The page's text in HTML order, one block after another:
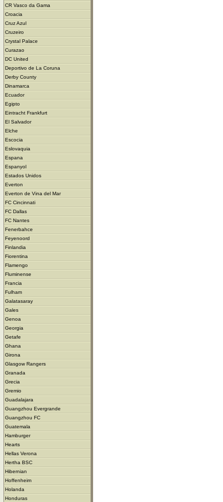
CR Vasco da Gama
Croacia
Cruz Azul
Cruzeiro
Crystal Palace
Curazao
DC United
Deportivo de La Coruna
Derby County
Dinamarca
Ecuador
Egipto
Eintracht Frankfurt
El Salvador
Elche
Escocia
Eslovaquia
Espana
Espanyol
Estados Unidos
Everton
Everton de Vina del Mar
FC Cincinnati
FC Dallas
FC Nantes
Fenerbahce
Feyenoord
Finlandia
Fiorentina
Flamengo
Fluminense
Francia
Fulham
Galatasaray
Gales
Genoa
Georgia
Getafe
Ghana
Girona
Glasgow Rangers
Granada
Grecia
Gremio
Guadalajara
Guangzhou Evergrande
Guangzhou FC
Guatemala
Hamburger
Hearts
Hellas Verona
Hertha BSC
Hibernian
Hoffenheim
Holanda
Honduras